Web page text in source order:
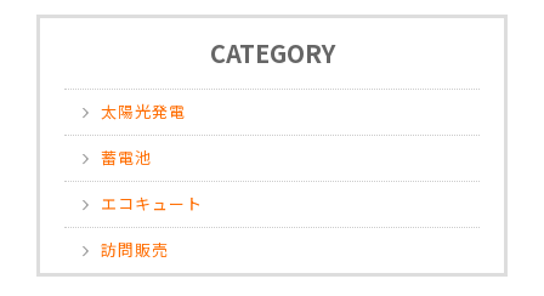
CATEGORY
太陽光発電
蓄電池
エコキュート
訪問販売